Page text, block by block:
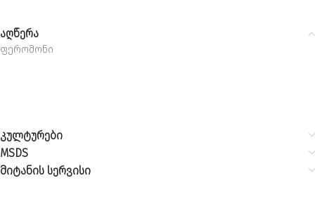
აღწერა
ფერომონი
კულტურები
MSDS
მიტანის სერვისი